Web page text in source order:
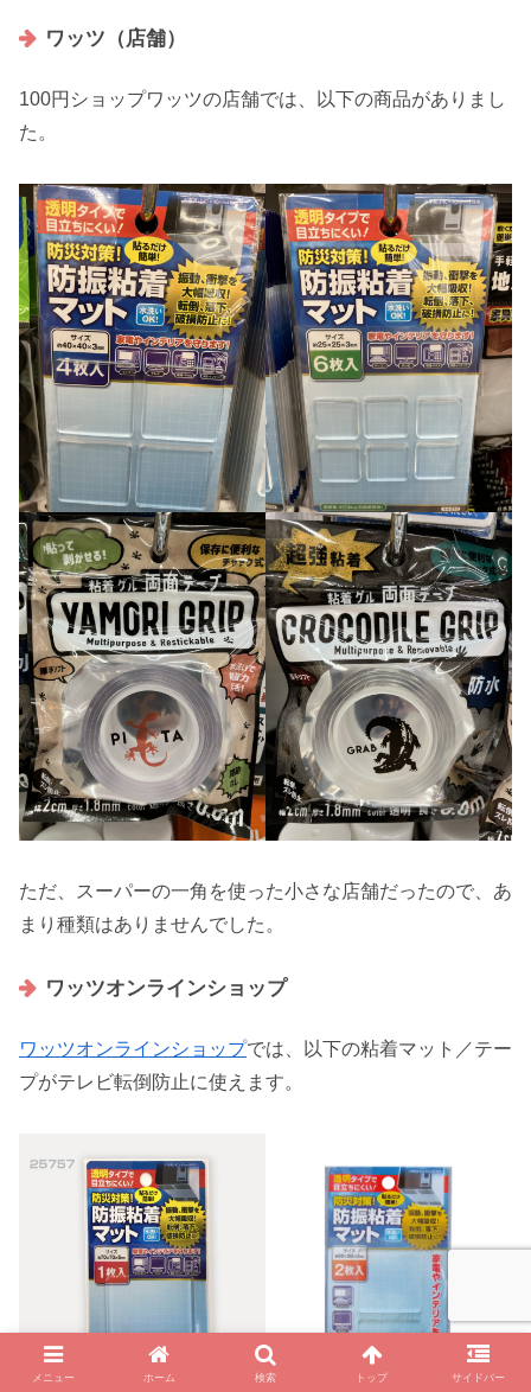
ワッツ（店舗）
100円ショップワッツの店舗では、以下の商品がありまし
た。
ただ、スーパーの一角を使った小さな店舗だったので、あ
まり種類はありませんでした。
ワッツオンラインショップ
ワッツオンラインショップでは、以下の粘着マット／テー
プがテレビ転倒防止に使えます。
メニュー ホーム 検索 トップ サイドバー